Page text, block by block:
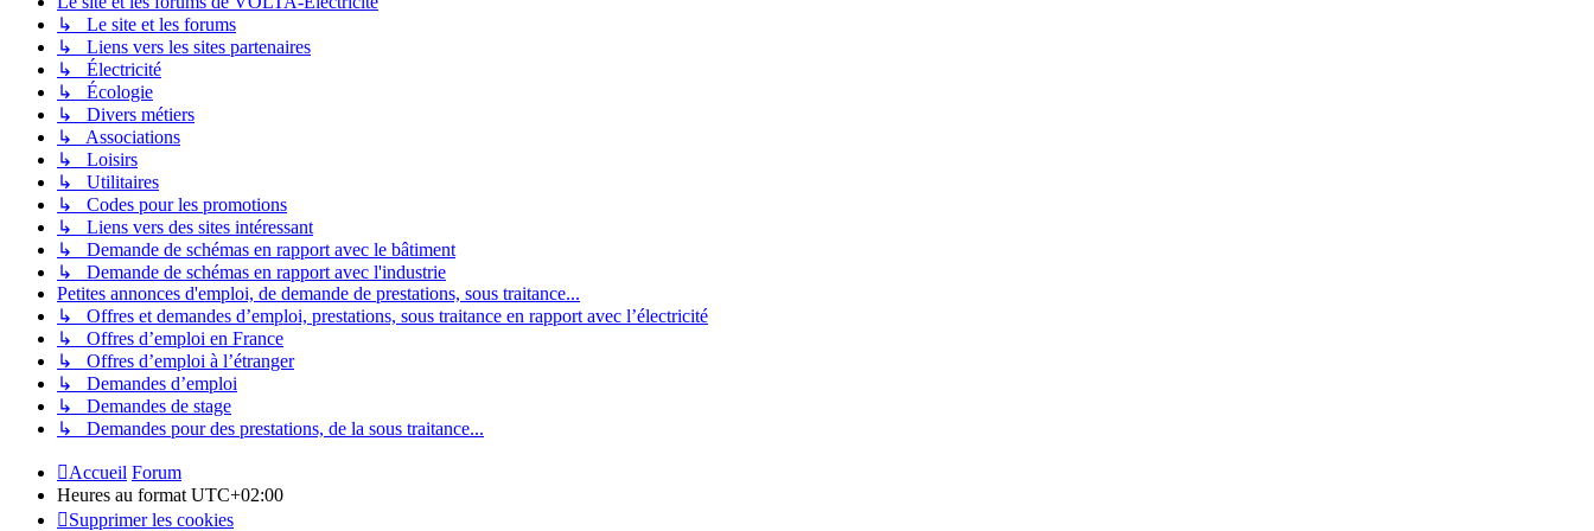
↳ Le site et les forums
↳ Liens vers les sites partenaires
↳ Électricité
↳ Écologie
↳ Divers métiers
↳ Associations
↳ Loisirs
↳ Utilitaires
↳ Codes pour les promotions
↳ Liens vers des sites intéressant
↳ Demande de schémas en rapport avec le bâtiment
↳ Demande de schémas en rapport avec l'industrie
Petites annonces d'emploi, de demande de prestations, sous traitance...
↳ Offres et demandes d’emploi, prestations, sous traitance en rapport avec l’électricité
↳ Offres d’emploi en France
↳ Offres d’emploi à l’étranger
↳ Demandes d’emploi
↳ Demandes de stage
↳ Demandes pour des prestations, de la sous traitance...
Accueil Forum
Heures au format UTC+02:00
Supprimer les cookies